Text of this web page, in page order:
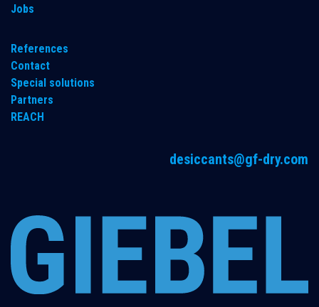
Jobs
References
Contact
Special solutions
Partners
REACH
desiccants@gf-dry.com